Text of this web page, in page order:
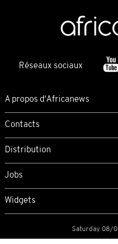
Réseaux sociaux
A propos d'Africanews
Contacts
Distribution
Jobs
Widgets
Saturday 08/